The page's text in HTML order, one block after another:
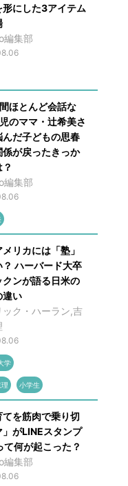
形にした3アイテム
編集部
間ほとんど会話な
のママ・辻希美さ
んだ子どもの思春
が戻ったきっか
編集部
リカには「塾」
？ ハーバード大卒
クンが語る日米の
違い
ック・ハーラン,吉
学
小学生
てを筋肉で乗り切
」がLINEスタンプ
て何が起こった？
編集部